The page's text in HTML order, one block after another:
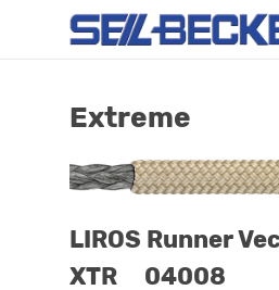
Extreme
LIROS Runner
XTR 04008